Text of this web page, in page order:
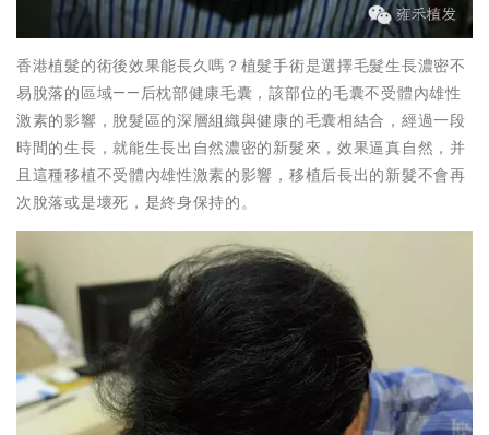
香港植髮的術後效果能長久嗎？植髮手術是選擇毛髮生長濃密不
易脫落的區域——后枕部健康毛囊，該部位的毛囊不受體內雄性
激素的影響，脫髮區的深層組織與健康的毛囊相結合，經過一段
時間的生長，就能生長出自然濃密的新髮來，效果逼真自然，并
且這種移植不受體內雄性激素的影響，移植后長出的新髮不會再
次脫落或是壞死，是終身保持的。